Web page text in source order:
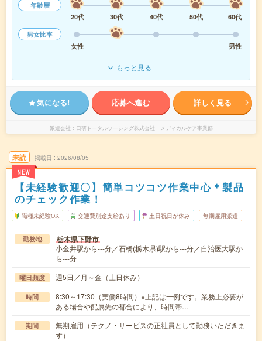
年齢層
20代
30代 40代 50代
60代
男女比率
女性
男性
もっと見る
気になる! 応募へ進む 詳しく見る
派遣会社 日研トータルソーシング株式会社 メディカルケア事業部
未読
NEW
掲載日 2026/08/05
【未経験歓迎〇】簡単コツコツ作業中心＊製品
のチェック作業！
職種未経験OK 交通費別途支給あり 土日祝日が休み 無期雇用派遣
勤務地 栃木県下野市
小金井駅から---分／石橋(栃木県)駅から---分／自治医大駅か
ら---分
曜日頻度 週5日／月～金（土日休み）
時間
8:30～17:30（実働8時間）※上記は一例です。業務上必要が
ある場合や配属先の都合により、時間帯…
期間
無期雇用（テクノ・サービスの正社員として勤務いただきま
す）